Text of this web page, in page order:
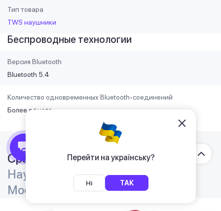
Перейти на українську?
Ні ТАК
Тип товара
TWS наушники
Беспроводные технологии
Версия Bluetooth
Bluetooth 5.4
Количество одновременных Bluetooth-соединений
Более одного
Сравнение
Наушники OPPO Enco Air4 Pro
Moonlight White